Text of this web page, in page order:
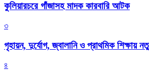
কুলিয়ারচরে গাঁজাসহ মাদক কারবারি আটক
৩
গৃহায়ন, দুর্যোগ, জ্বালানি ও প্রাথমিক শিক্ষায়
৪